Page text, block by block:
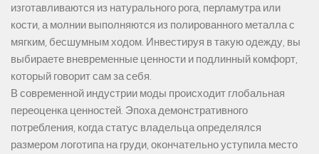
изготавливаются из натурального рога, перламутра или
кости, а молнии выполняются из полированного металла с
мягким, бесшумным ходом. Инвестируя в такую одежду, вы
выбираете вневременные ценности и подлинный комфорт,
который говорит сам за себя.
В современной индустрии моды происходит глобальная
переоценка ценностей. Эпоха демонстративного
потребления, когда статус владельца определялся
размером логотипа на груди, окончательно уступила место